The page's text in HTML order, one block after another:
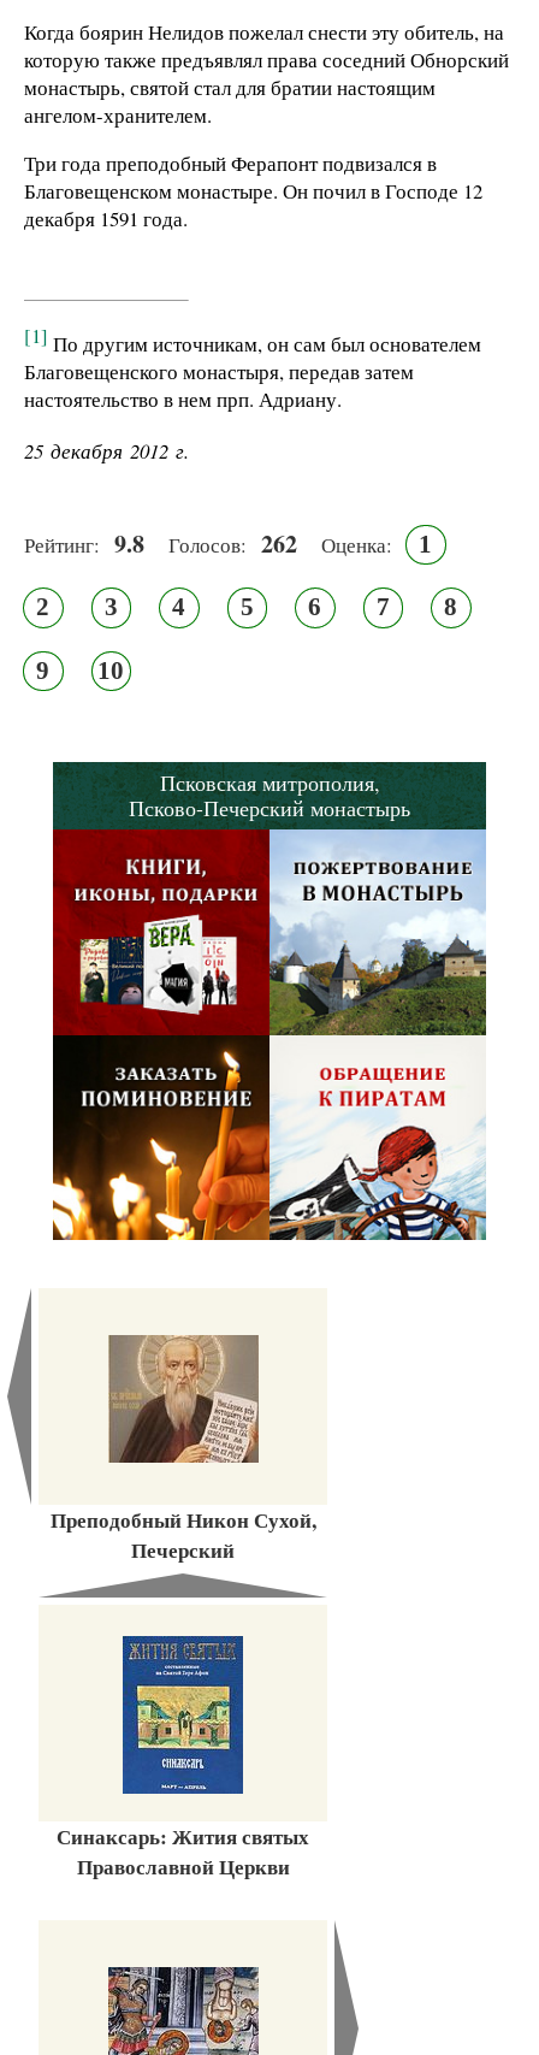
Когда боярин Нелидов пожелал снести эту обитель, на
которую также предъявлял права соседний Обнорский
монастырь, святой стал для братии настоящим
ангелом-хранителем.
Три года преподобный Ферапонт подвизался в
Благовещенском монастыре. Он почил в Господе 12
декабря 1591 года.
[1] По другим источникам, он сам был основателем
Благовещенского монастыря, передав затем
настоятельство в нем прп. Адриану.
25 декабря 2012 г.
Рейтинг: 9.8 Голосов: 262 Оценка: 1
2 3 4 5 6 7 8
9 10
Псковская митрополия,
Псково-Печерский монастырь
Преподобный Никон Сухой,
Печерский
Синаксарь: Жития святых
Православной Церкви